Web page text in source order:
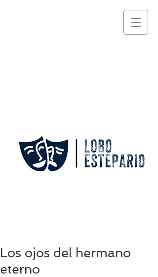
Los ojos del hermano
eterno